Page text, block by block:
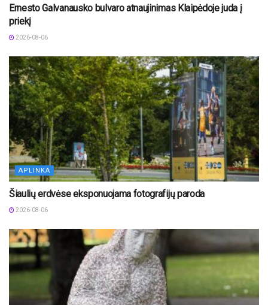
Ernesto Galvanausko bulvaro atnaujinimas Klaipėdoje juda į
priekį
2026-08-06
APLINKA
Šiaulių erdvėse eksponuojama fotografijų paroda
2026-08-06